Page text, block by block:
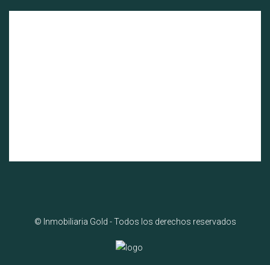
© Inmobiliaria Gold - Todos los derechos reservados